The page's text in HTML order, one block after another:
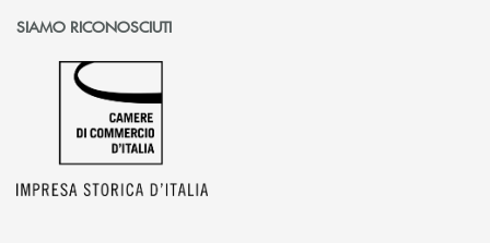
SIAMO RICONOSCIUTI